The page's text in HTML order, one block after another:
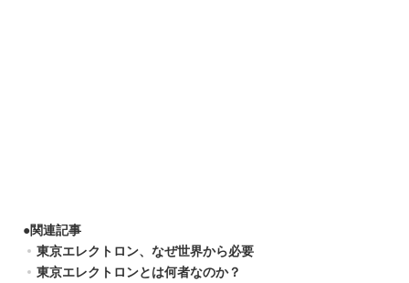
●関連記事
東京エレクトロン、なぜ世界から必要
東京エレクトロンとは何者なのか？